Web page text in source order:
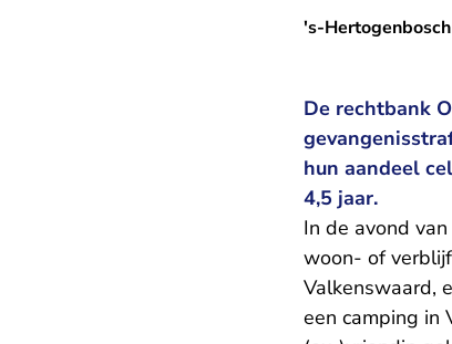
's-Hertogenbosch
De rechtbank
hun aandeel
4,5 jaar.
In de avond
woon- of
Valkenswaard,
een camping in